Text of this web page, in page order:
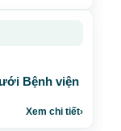
Bệnh viện
Xem chi tiết›